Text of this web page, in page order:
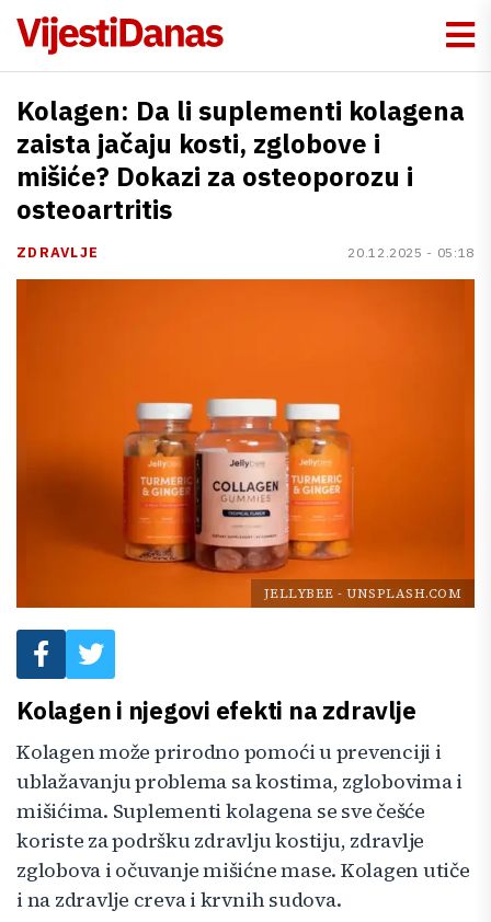
Kolagen: Da li suplementi kolagena
zaista jačaju kosti, zglobove i
mišiće? Dokazi za osteoporozu i
osteoartritis
ZDRAVLJE 20.12.2025 - 05:18
JELLYBEE - UNSPLASH.COM
Kolagen i njegovi efekti na zdravlje
Kolagen može prirodno pomoći u prevenciji i
ublažavanju problema sa kostima, zglobovima i
mišićima. Suplementi kolagena se sve češće
koriste za podršku zdravlju kostiju, zdravlje
zglobova i očuvanje mišićne mase. Kolagen utiče
i na zdravlje creva i krvnih sudova.